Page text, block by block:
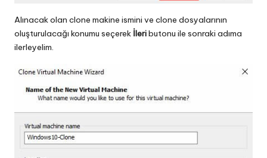
Alınacak olan clone makine ismini ve clone dosyalarının
oluşturulacağı konumu seçerek İleributonu ile sonraki adıma
ilerleyelim.